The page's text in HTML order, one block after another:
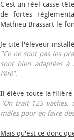
C'est un réel casse-
de fortes
Mathieu Brassart le
Je cite l'éleveur
"Ce ne sont pas les
sont bien adaptées à
l’été".
Il élève toute la filière
"On trait 125 vaches,
mâles pour en faire
Mais qu'est ce donc